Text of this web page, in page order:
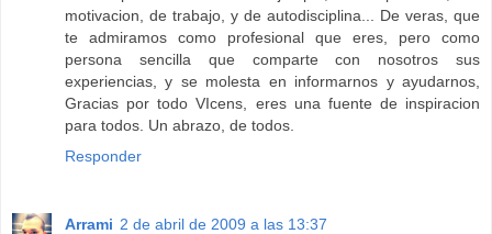
motivacion, de trabajo, y de autodisciplina... De veras, que
te admiramos como profesional que eres, pero como
persona sencilla que comparte con nosotros sus
experiencias, y se molesta en informarnos y ayudarnos,
Gracias por todo VIcens, eres una fuente de inspiracion
para todos. Un abrazo, de todos.
Responder
Arrami 2 de abril de 2009 a las 13:37